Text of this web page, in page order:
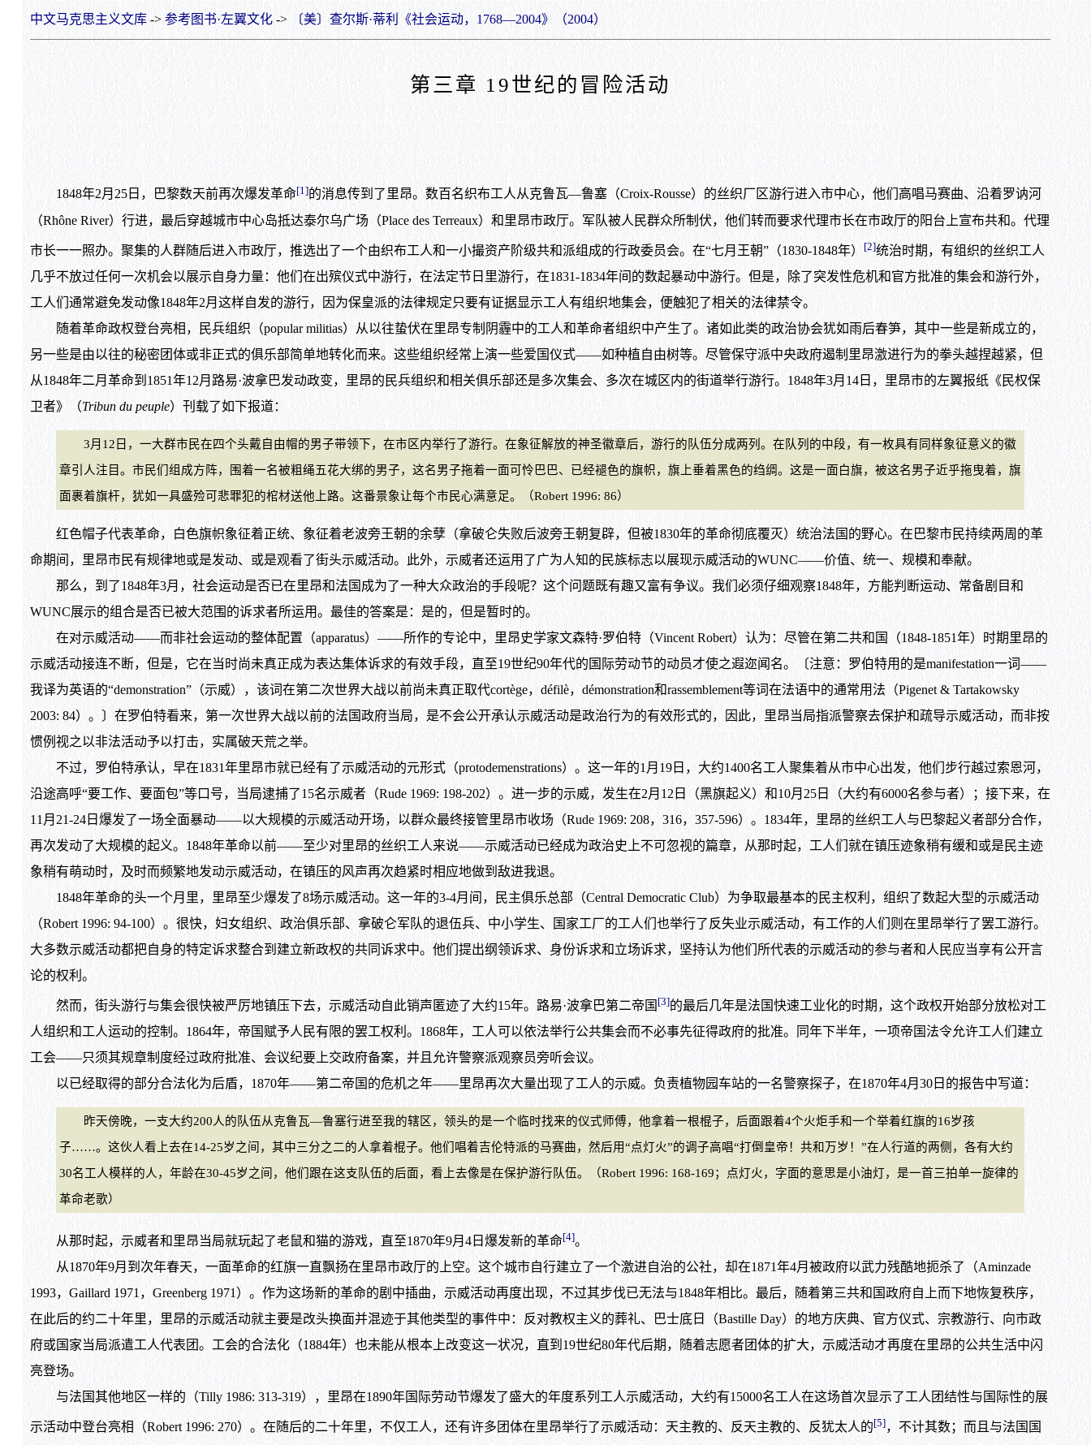
中文马克思主义文库-> 参考图书·左翼文化-> 〔美〕查尔斯·蒂利《社会运动，1768—2004》（2004）
第三章 19世纪的冒险活动
1848年2月25日，巴黎数天前再次爆发革命[1]的消息传到了里昂。数百名织布工人从克鲁瓦—鲁塞（Croix-Rousse）的丝织厂区游行进入市中心，他们高唱马赛曲、沿着罗讷河
（Rhône River）行进，最后穿越城市中心岛抵达泰尔乌广场（Place des Terreaux）和里昂市政厅。军队被人民群众所制伏，他们转而要求代理市长在市政厅的阳台上宣布共和。代理
市长一一照办。聚集的人群随后进入市政厅，推选出了一个由织布工人和一小撮资产阶级共和派组成的行政委员会。在“七月王朝”（1830-1848年） [2]统治时期，有组织的丝织工人
几乎不放过任何一次机会以展示自身力量：他们在出殡仪式中游行，在法定节日里游行，在1831-1834年间的数起暴动中游行。但是，除了突发性危机和官方批准的集会和游行外，
工人们通常避免发动像1848年2月这样自发的游行，因为保皇派的法律规定只要有证据显示工人有组织地集会，便触犯了相关的法律禁令。
随着革命政权登台亮相，民兵组织（popular militias）从以往蛰伏在里昂专制阴霾中的工人和革命者组织中产生了。诸如此类的政治协会犹如雨后春笋，其中一些是新成立的，
另一些是由以往的秘密团体或非正式的俱乐部简单地转化而来。这些组织经常上演一些爱国仪式——如种植自由树等。尽管保守派中央政府遏制里昂激进行为的拳头越捏越紧，但
从1848年二月革命到1851年12月路易·波拿巴发动政变，里昂的民兵组织和相关俱乐部还是多次集会、多次在城区内的街道举行游行。1848年3月14日，里昂市的左翼报纸《民权保
卫者》（Tribun du peuple）刊载了如下报道：
3月12日，一大群市民在四个头戴自由帽的男子带领下，在市区内举行了游行。在象征解放的神圣徽章后，游行的队伍分成两列。在队列的中段，有一枚具有同样象征意义的徽
章引人注目。市民们组成方阵，围着一名被粗绳五花大绑的男子，这名男子拖着一面可怜巴巴、已经褪色的旗帜，旗上垂着黑色的绉绸。这是一面白旗，被这名男子近乎拖曳着，旗
面裹着旗杆，犹如一具盛殓可悲罪犯的棺材送他上路。这番景象让每个市民心满意足。（Robert 1996: 86）
红色帽子代表革命，白色旗帜象征着正统、象征着老波旁王朝的余孽（拿破仑失败后波旁王朝复辟，但被1830年的革命彻底覆灭）统治法国的野心。在巴黎市民持续两周的革
命期间，里昂市民有规律地或是发动、或是观看了街头示威活动。此外，示威者还运用了广为人知的民族标志以展现示威活动的WUNC——价值、统一、规模和奉献。
那么，到了1848年3月，社会运动是否已在里昂和法国成为了一种大众政治的手段呢？这个问题既有趣又富有争议。我们必须仔细观察1848年，方能判断运动、常备剧目和
WUNC展示的组合是否已被大范围的诉求者所运用。最佳的答案是：是的，但是暂时的。
在对示威活动——而非社会运动的整体配置（apparatus）——所作的专论中，里昂史学家文森特·罗伯特（Vincent Robert）认为：尽管在第二共和国（1848-1851年）时期里昂的
示威活动接连不断，但是，它在当时尚未真正成为表达集体诉求的有效手段，直至19世纪90年代的国际劳动节的动员才使之遐迩闻名。〔注意：罗伯特用的是manifestation一词——
我译为英语的“demonstration”（示威），该词在第二次世界大战以前尚未真正取代cortège，défilè，démonstration和rassemblement等词在法语中的通常用法（Pigenet & Tartakowsky
2003: 84）。〕在罗伯特看来，第一次世界大战以前的法国政府当局，是不会公开承认示威活动是政治行为的有效形式的，因此，里昂当局指派警察去保护和疏导示威活动，而非按
惯例视之以非法活动予以打击，实属破天荒之举。
不过，罗伯特承认，早在1831年里昂市就已经有了示威活动的元形式（protodemenstrations）。这一年的1月19日，大约1400名工人聚集着从市中心出发，他们步行越过索恩河，
沿途高呼“要工作、要面包”等口号，当局逮捕了15名示威者（Rude 1969: 198-202）。进一步的示威，发生在2月12日（黑旗起义）和10月25日（大约有6000名参与者）；接下来，在
11月21-24日爆发了一场全面暴动——以大规模的示威活动开场，以群众最终接管里昂市收场（Rude 1969: 208，316，357-596）。1834年，里昂的丝织工人与巴黎起义者部分合作，
再次发动了大规模的起义。1848年革命以前——至少对里昂的丝织工人来说——示威活动已经成为政治史上不可忽视的篇章，从那时起，工人们就在镇压迹象稍有缓和或是民主迹
象稍有萌动时，及时而频繁地发动示威活动，在镇压的风声再次趋紧时相应地做到敌进我退。
1848年革命的头一个月里，里昂至少爆发了8场示威活动。这一年的3-4月间，民主俱乐总部（Central Democratic Club）为争取最基本的民主权利，组织了数起大型的示威活动
（Robert 1996: 94-100）。很快，妇女组织、政治俱乐部、拿破仑军队的退伍兵、中小学生、国家工厂的工人们也举行了反失业示威活动，有工作的人们则在里昂举行了罢工游行。
大多数示威活动都把自身的特定诉求整合到建立新政权的共同诉求中。他们提出纲领诉求、身份诉求和立场诉求，坚持认为他们所代表的示威活动的参与者和人民应当享有公开言
论的权利。
然而，街头游行与集会很快被严厉地镇压下去，示威活动自此销声匿迹了大约15年。路易·波拿巴第二帝国 [3]的最后几年是法国快速工业化的时期，这个政权开始部分放松对工
人组织和工人运动的控制。1864年，帝国赋予人民有限的罢工权利。1868年，工人可以依法举行公共集会而不必事先征得政府的批准。同年下半年，一项帝国法令允许工人们建立
工会——只须其规章制度经过政府批准、会议纪要上交政府备案，并且允许警察派观察员旁听会议。
以已经取得的部分合法化为后盾，1870年——第二帝国的危机之年——里昂再次大量出现了工人的示威。负责植物园车站的一名警察探子，在1870年4月30日的报告中写道：
昨天傍晚，一支大约200人的队伍从克鲁瓦—鲁塞行进至我的辖区，领头的是一个临时找来的仪式师傅，他拿着一根棍子，后面跟着4个火炬手和一个举着红旗的16岁孩
子……。这伙人看上去在14-25岁之间，其中三分之二的人拿着棍子。他们唱着吉伦特派的马赛曲，然后用“点灯火”的调子高唱“打倒皇帝！共和万岁！”在人行道的两侧，各有大约
30名工人模样的人，年龄在30-45岁之间，他们跟在这支队伍的后面，看上去像是在保护游行队伍。（Robert 1996: 168-169；点灯火，字面的意思是小油灯，是一首三拍单一旋律的
革命老歌）
从那时起，示威者和里昂当局就玩起了老鼠和猫的游戏，直至1870年9月4日爆发新的革命[4]。
从1870年9月到次年春天，一面革命的红旗一直飘扬在里昂市政厅的上空。这个城市自行建立了一个激进自治的公社，却在1871年4月被政府以武力残酷地扼杀了（Aminzade
1993，Gaillard 1971，Greenberg 1971）。作为这场新的革命的剧中插曲，示威活动再度出现，不过其步伐已无法与1848年相比。最后，随着第三共和国政府自上而下地恢复秩序，
在此后的约二十年里，里昂的示威活动就主要是改头换面并混迹于其他类型的事件中：反对教权主义的葬礼、巴士底日（Bastille Day）的地方庆典、官方仪式、宗教游行、向市政
府或国家当局派遣工人代表团。工会的合法化（1884年）也未能从根本上改变这一状况，直到19世纪80年代后期，随着志愿者团体的扩大，示威活动才再度在里昂的公共生活中闪
亮登场。
与法国其他地区一样的（Tilly 1986: 313-319），里昂在1890年国际劳动节爆发了盛大的年度系列工人示威活动，大约有15000名工人在这场首次显示了工人团结性与国际性的展
示活动中登台亮相（Robert 1996: 270）。在随后的二十年里，不仅工人，还有许多团体在里昂举行了示威活动：天主教的、反天主教的、反犹太人的[5]，不计其数；而且与法国国